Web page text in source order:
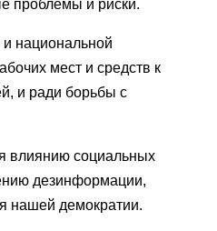
проблемы и риски.
национальной
мест и средств к
и ради борьбы с
влиянию социальных
дезинформации,
нашей демократии.